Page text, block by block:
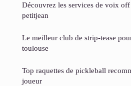
Découvrez les services de voix
petitjean
Le meilleur club de strip-tease
toulouse
Top raquettes de pickleball
joueur